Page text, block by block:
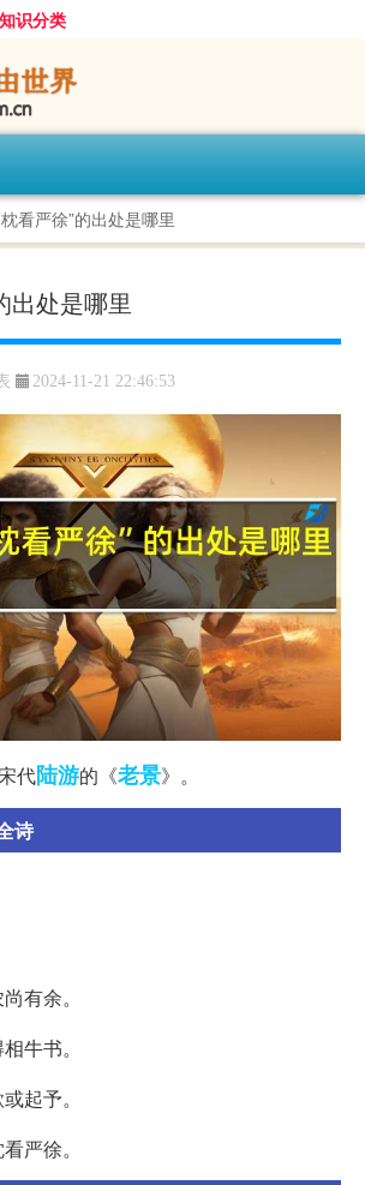
知识分类
看严徐”的出处是哪里
出处是哪里
2024-11-21 22:46:53
代陆游的《老景》。
诗
有余。
牛书。
起予。
严徐。